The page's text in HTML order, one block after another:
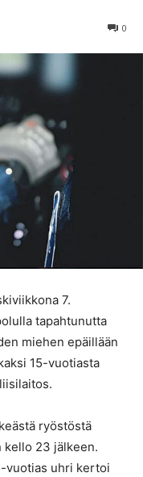
0
7.
tapahtunutta
miehen epäillään
15-vuotiasta
ryöstöstä
kello 23 jälkeen.
vuotias uhri kertoi